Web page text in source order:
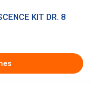
KIT DR. 8